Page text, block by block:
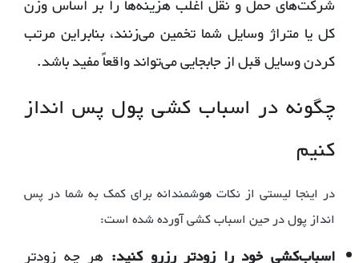
شرکت‌های حمل و نقل اغلب هزینه‌ها را بر اساس وزن
کل یا متراژ وسایل شما تخمین می‌زنند، بنابراین مرتب
کردن وسایل قبل از جابجایی می‌تواند واقعاً مفید باشد.
چگونه در اسباب کشی پول پس انداز
کنیم
در اینجا لیستی از نکات هوشمندانه برای کمک به شما در پس
انداز پول در حین اسباب کشی آورده شده است: